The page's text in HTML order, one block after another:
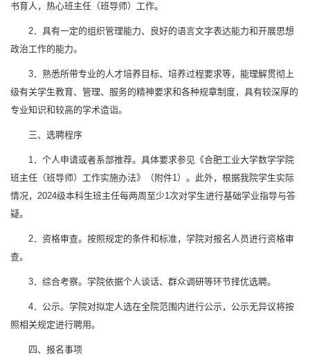
书育人，热心班主任（班导师）工作。
2．具有一定的组织管理能力、良好的语言文字表达能力和开展思想
政治工作的能力。
3．熟悉所带专业的人才培养目标、培养过程要求等，能理解贯彻上
级有关学生教育、管理、服务的精神要求和各种规章制度，具有较深厚的
专业知识和较高的学术造诣。
三、选聘程序
1．个人申请或者系部推荐。具体要求参见《合肥工业大学数学学院
班主任（班导师）工作实施办法》（附件1）。此外，根据我院学生实际
情况，2024级本科生班主任每两周至少1次对学生进行基础学业指导与答
疑。
2．资格审查。按照规定的条件和标准，学院对报名人员进行资格审
查。
3．综合考察。学院依据个人谈话、群众调研等环节择优选聘。
4．公示。学院对拟定人选在全院范围内进行公示，公示无异议将按
照相关规定进行聘用。
四、报名事项